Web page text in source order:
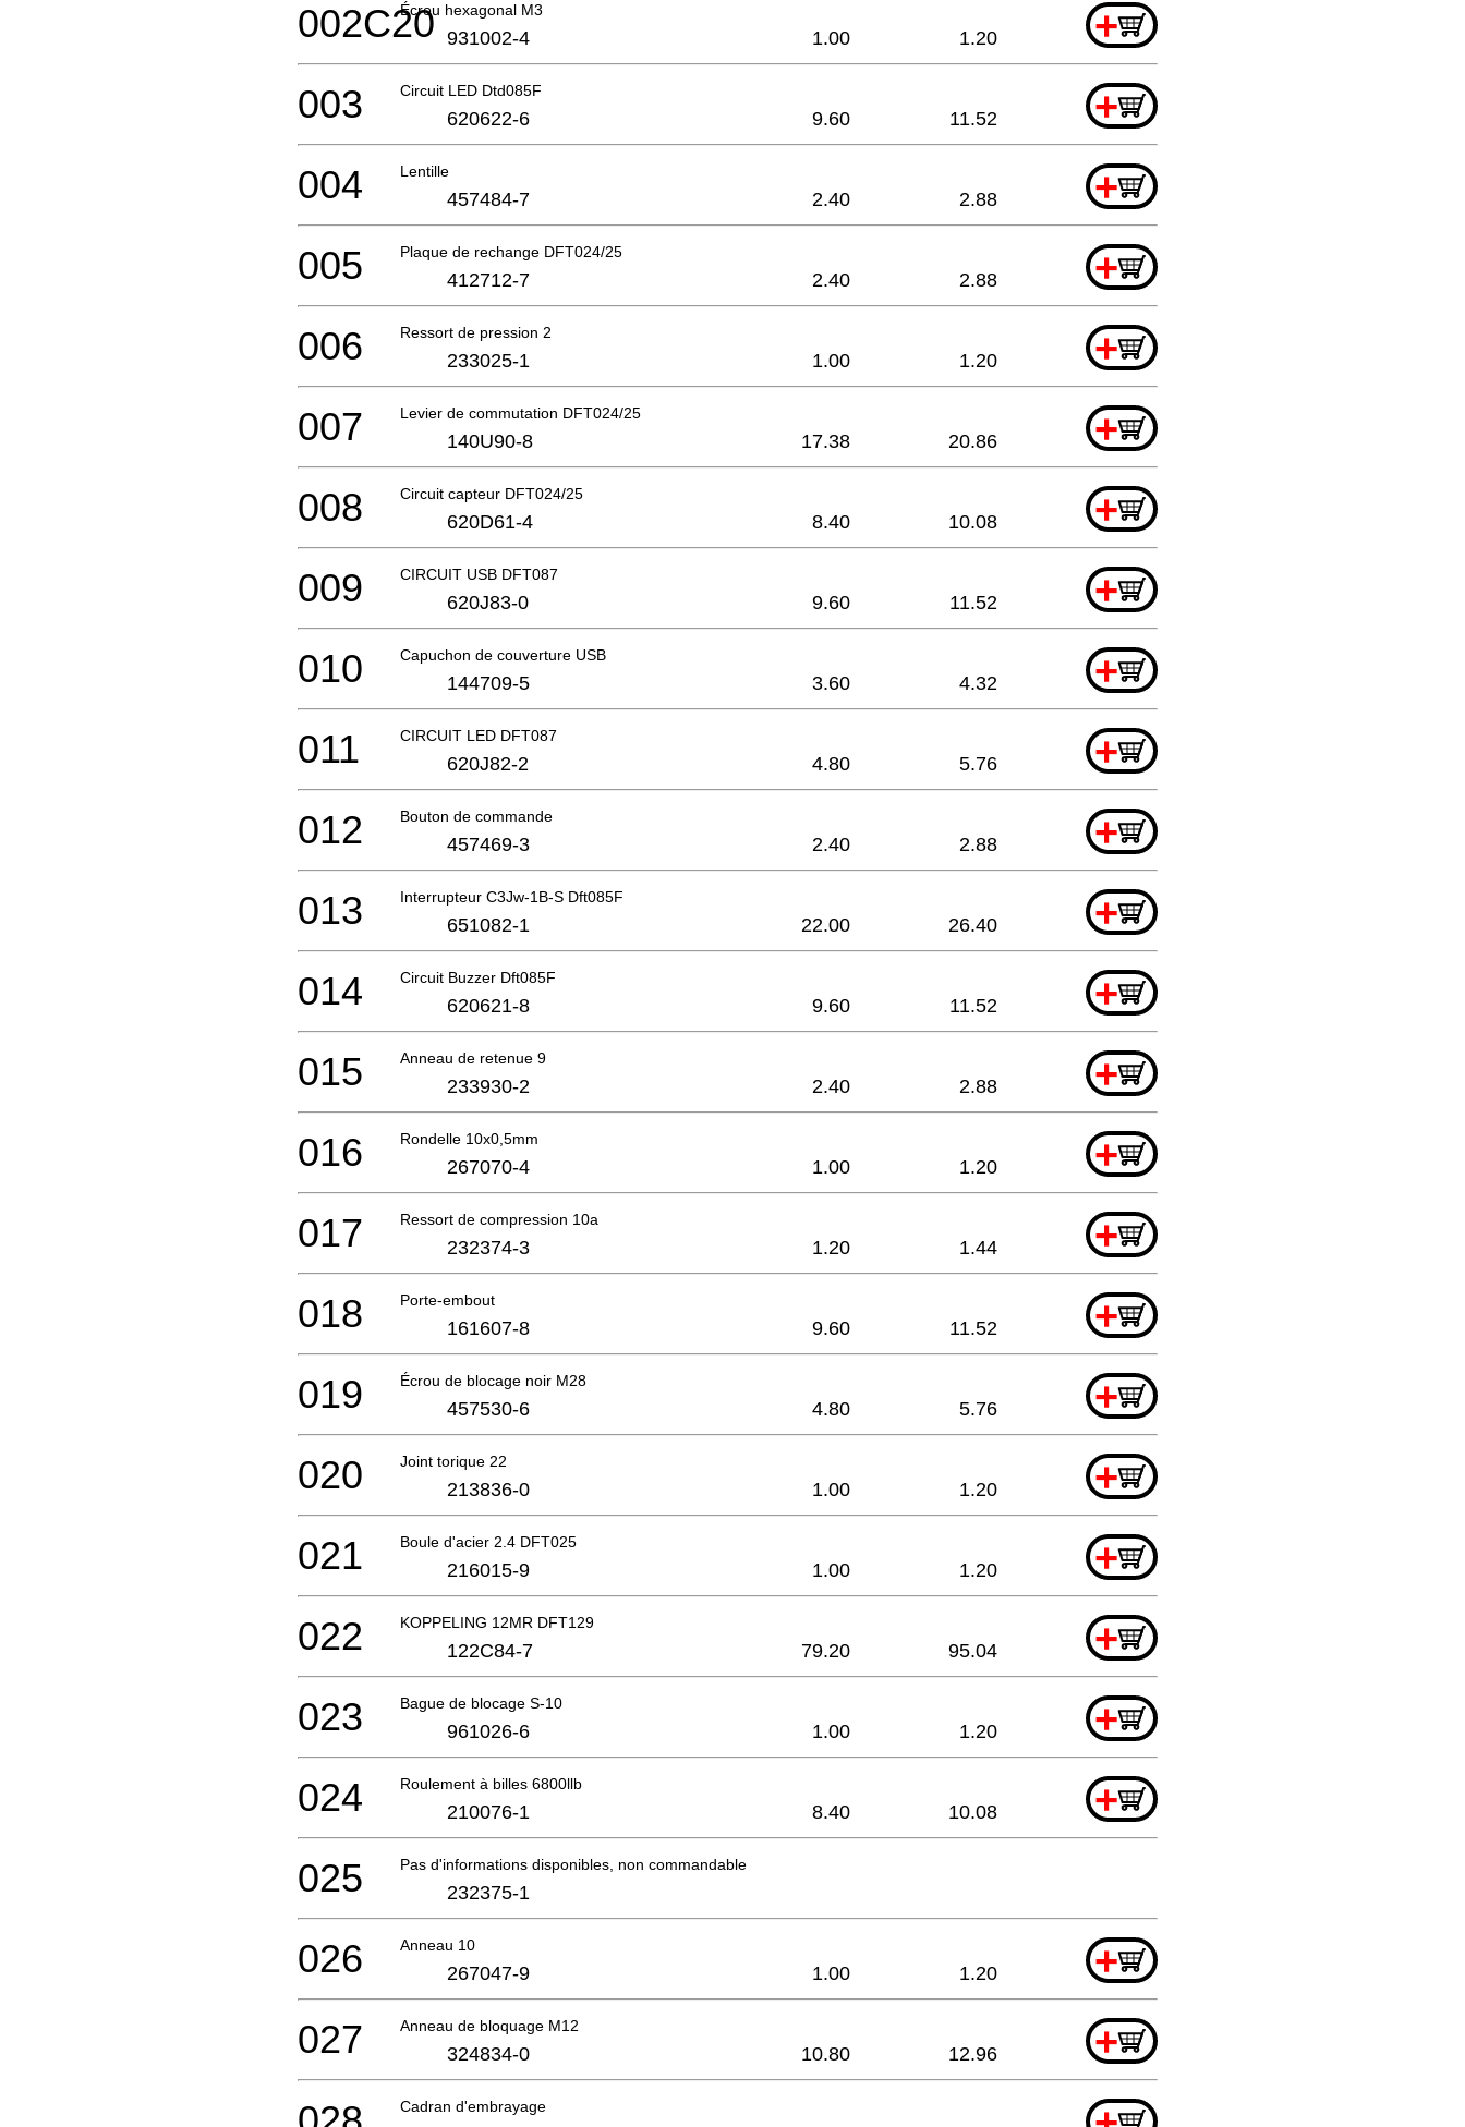
Écrou hexagonal M3 +
002C20 931002-4 1.00 1.20
Circuit LED Dtd085F +
003 620622-6 9.60 11.52
Lentille +
004 457484-7 2.40 2.88
Plaque de rechange DFT024/25 +
005 412712-7 2.40 2.88
Ressort de pression 2 +
006 233025-1 1.00 1.20
Levier de commutation DFT024/25 +
007 140U90-8 17.38 20.86
Circuit capteur DFT024/25 +
008 620D61-4 8.40 10.08
CIRCUIT USB DFT087 +
009 620J83-0 9.60 11.52
Capuchon de couverture USB +
010 144709-5 3.60 4.32
CIRCUIT LED DFT087 +
011 620J82-2 4.80 5.76
Bouton de commande +
012 457469-3 2.40 2.88
Interrupteur C3Jw-1B-S Dft085F +
013 651082-1 22.00 26.40
Circuit Buzzer Dft085F +
014 620621-8 9.60 11.52
Anneau de retenue 9 +
015 233930-2 2.40 2.88
Rondelle 10x0,5mm +
016 267070-4 1.00 1.20
Ressort de compression 10a +
017 232374-3 1.20 1.44
Porte-embout +
018 161607-8 9.60 11.52
Écrou de blocage noir M28 +
019 457530-6 4.80 5.76
Joint torique 22 +
020 213836-0 1.00 1.20
Boule d'acier 2.4 DFT025 +
021 216015-9 1.00 1.20
KOPPELING 12MR DFT129 +
022 122C84-7 79.20 95.04
Bague de blocage S-10 +
023 961026-6 1.00 1.20
Roulement à billes 6800llb +
024 210076-1 8.40 10.08
Pas d'informations disponibles, non commandable
025 232375-1
Anneau 10 +
026 267047-9 1.00 1.20
Anneau de bloquage M12 +
027 324834-0 10.80 12.96
Cadran d'embrayage